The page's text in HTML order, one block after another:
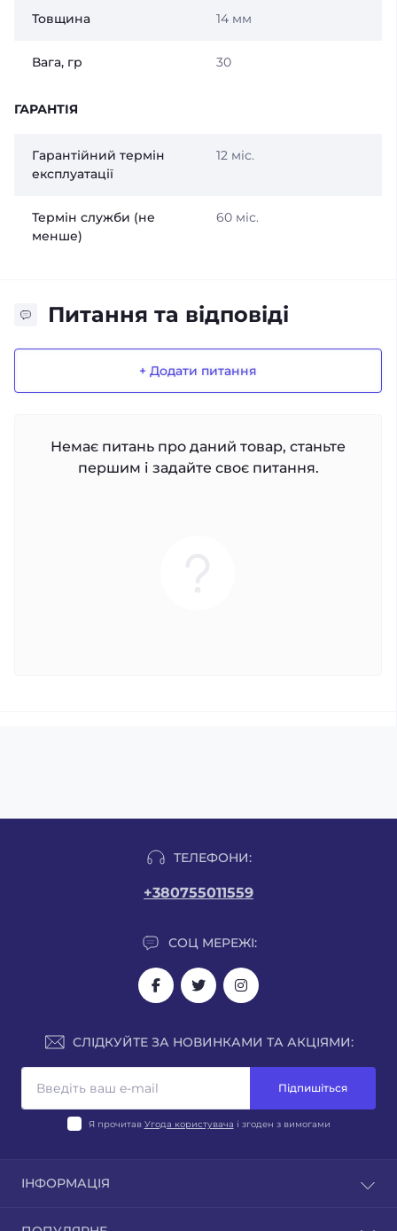
Товщина 14 мм
Вага, гр 30
ГАРАНТІЯ
Гарантійний термін
експлуатації
12 міс.
Термін служби (не
менше)
60 міс.
Питання та відповіді
+ Додати питання
Немає питань про даний товар, станьте
першим і задайте своє питання.
ТЕЛЕФОНИ:
+380755011559
СОЦ МЕРЕЖІ:
СЛІДКУЙТЕ ЗА НОВИНКАМИ ТА АКЦІЯМИ:
Підпишіться
Я прочитав Угода користувача і згоден з вимогами
ІНФОРМАЦІЯ